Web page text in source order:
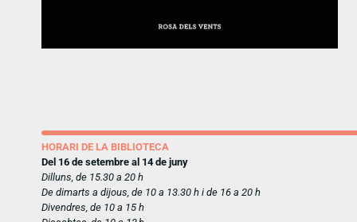
HORARI DE LA BIBLIOTECA
Del 16 de setembre al 14 de juny
Dilluns, de 15.30 a 20 h
De dimarts a dijous, de 10 a 13.30 h i de 16 a 20 h
Divendres, de 10 a 15 h